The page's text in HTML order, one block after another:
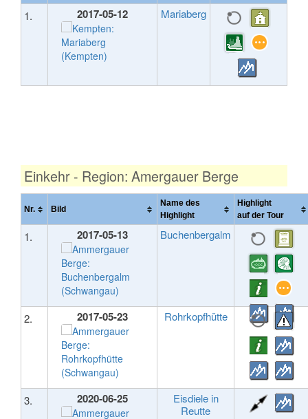
1. 2017-05-12 Mariaberg
Einkehr - Region: Amergauer Berge
Nr. Bild
Name des
Highlight
Highlight
auf der Tour
1. 2017-05-13 Buchenbergalm
2. 2017-05-23 Rohrkopfhütte
3. 2020-06-25
Eisdiele in
Reutte